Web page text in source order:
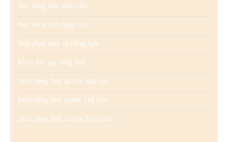
Học tiếng Anh giao tiếp
Học tiếng Anh nâng cao
Hợp pháp lãnh sự tiếng Anh
Khóa đào tạo tiếng Anh
Dịch tiếng Anh tài liệu Báo chí
Dịch tiếng Anh ngành Thể Dục
Dịch tiếng Anh tài liệu Tôn Giáo